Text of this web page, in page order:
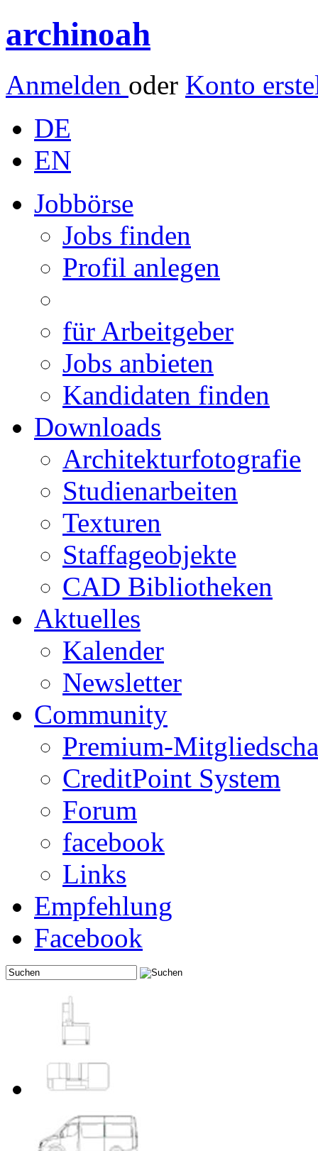
archinoah
Anmelden oder Konto
DE
EN
Jobbörse
Jobs finden
Profil anlegen
für Arbeitgeber
Jobs anbieten
Kandidaten finden
Downloads
Architekturfotografie
Studienarbeiten
Texturen
Staffageobjekte
CAD Bibliotheken
Aktuelles
Kalender
Newsletter
Community
Premium-
CreditPoint System
Forum
facebook
Links
Empfehlung
Facebook